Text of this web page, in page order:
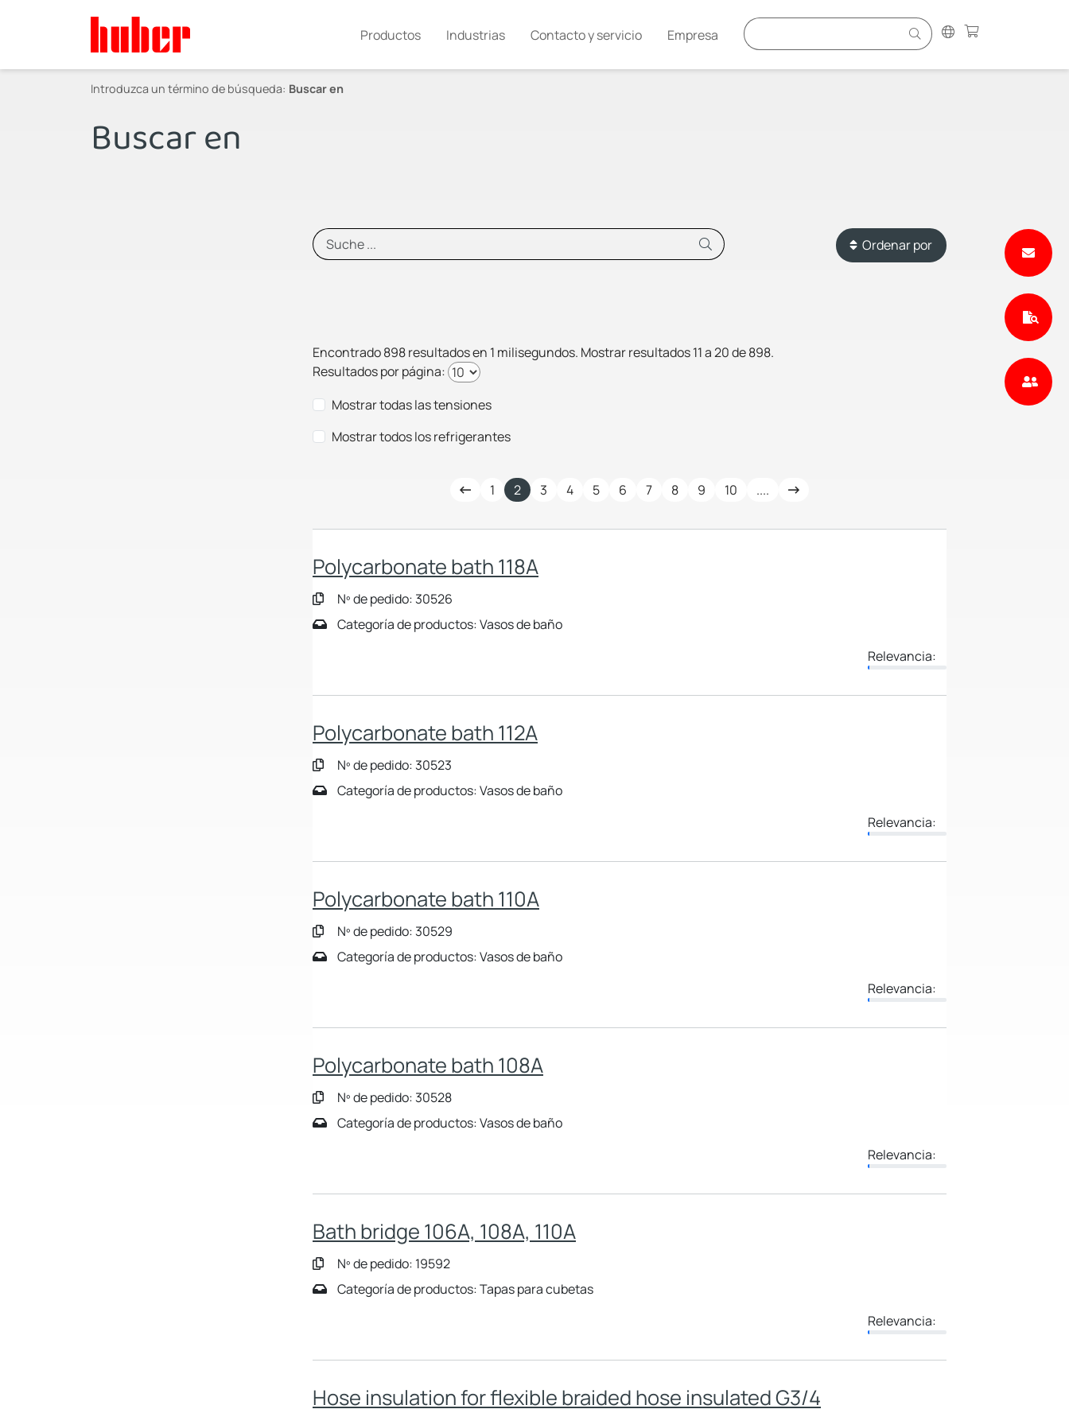
Productos Industrias Contacto y servicio Empresa
Introduzca un término de búsqueda: Buscar en
Buscar en
Ordenar por
Encontrado 898 resultados en 1 milisegundos. Mostrar resultados 11 a 20 de 898.
Resultados por página:
Mostrar todas las tensiones
Mostrar todos los refrigerantes
1 2 3 4 5 6 7 8 9 10 ....
Polycarbonate bath 118A
Nº de pedido: 30526
Categoría de productos: Vasos de baño
Relevancia:
Polycarbonate bath 112A
Nº de pedido: 30523
Categoría de productos: Vasos de baño
Relevancia:
Polycarbonate bath 110A
Nº de pedido: 30529
Categoría de productos: Vasos de baño
Relevancia:
Polycarbonate bath 108A
Nº de pedido: 30528
Categoría de productos: Vasos de baño
Relevancia:
Bath bridge 106A, 108A, 110A
Nº de pedido: 19592
Categoría de productos: Tapas para cubetas
Relevancia:
Hose insulation for flexible braided hose insulated G3/4